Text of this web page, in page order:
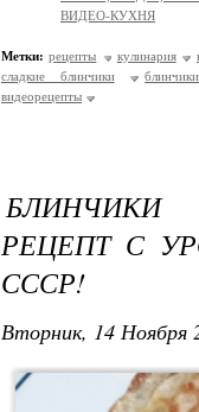
ВИДЕО-КУХНЯ
Метки: рецепты кулинария
сладкие блинчики
видеорецепты
БЛИНЧИКИ
РЕЦЕПТ С
СССР!
Вторник, 14 Ноября